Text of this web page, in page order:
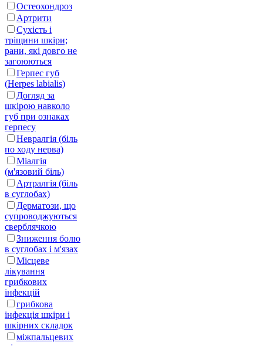
Остеохондроз
Артрити
Сухість і
тріщини шкіри;
рани, які довго не
загоюються
Герпес губ
(Herpes labialis)
Догляд за
шкірою навколо
губ при ознаках
герпесу
Невралгія (біль
по ходу нерва)
Міалгія
(м'язовий біль)
Артралгія (біль
в суглобах)
Дерматози, що
супроводжуються
сверблячкою
Зниження болю
в суглобах і м'язах
Місцеве
лікування
грибкових
інфекцій
грибкова
інфекція шкіри і
шкірних складок
міжпальцевих